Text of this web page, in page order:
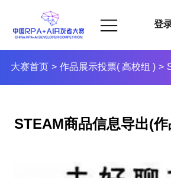
登
大赛首页 > 作品展示投票( 高校组 ) >
STEAM商品信息导出(